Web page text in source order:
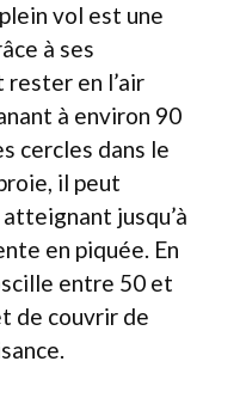
vol est une
à ses
rester en l’air
à environ 90
cercles dans le
il peut
jusqu’à
en piquée. En
entre 50 et
de couvrir de